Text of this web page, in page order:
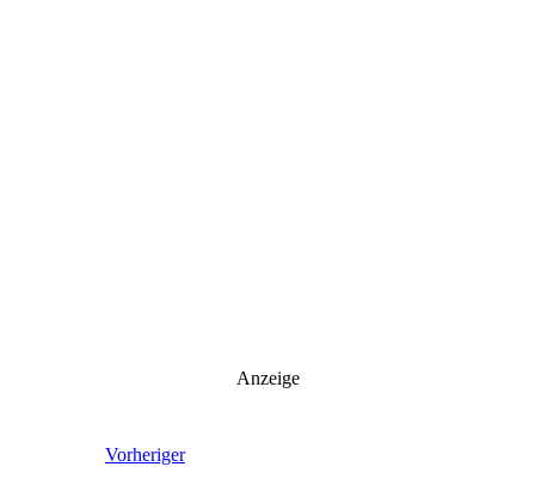
Anzeige
Vorheriger